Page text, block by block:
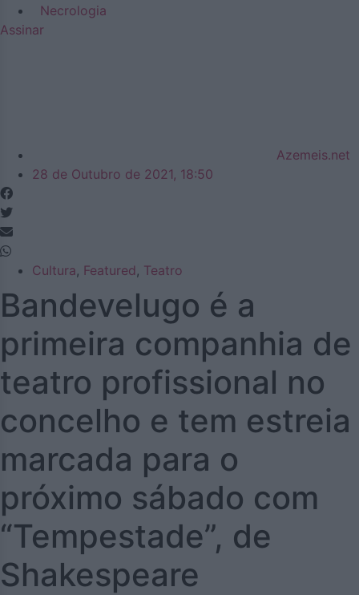
Necrologia
Assinar
Azemeis.net
28 de Outubro de 2021, 18:50
Cultura, Featured, Teatro
Bandevelugo é a
primeira companhia de
teatro profissional no
concelho e tem estreia
marcada para o
próximo sábado com
“Tempestade”, de
Shakespeare